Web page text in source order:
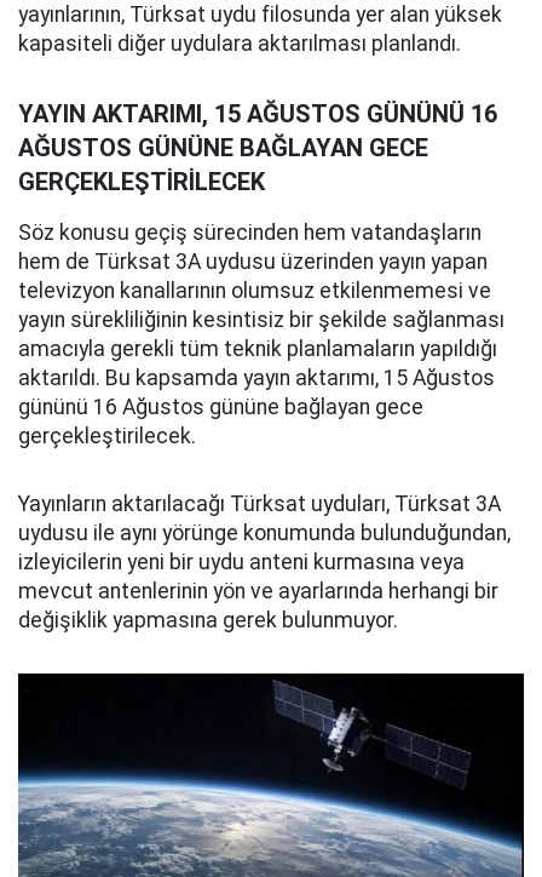
yayınlarının, Türksat uydu filosunda yer alan yüksek
kapasiteli diğer uydulara aktarılması planlandı.
YAYIN AKTARIMI, 15 AĞUSTOS GÜNÜNÜ 16
AĞUSTOS GÜNÜNE BAĞLAYAN GECE
GERÇEKLEŞTİRİLECEK
Söz konusu geçiş sürecinden hem vatandaşların
hem de Türksat 3A uydusu üzerinden yayın yapan
televizyon kanallarının olumsuz etkilenmemesi ve
yayın sürekliliğinin kesintisiz bir şekilde sağlanması
amacıyla gerekli tüm teknik planlamaların yapıldığı
aktarıldı. Bu kapsamda yayın aktarımı, 15 Ağustos
gününü 16 Ağustos gününe bağlayan gece
gerçekleştirilecek.
Yayınların aktarılacağı Türksat uyduları, Türksat 3A
uydusu ile aynı yörünge konumunda bulunduğundan,
izleyicilerin yeni bir uydu anteni kurmasına veya
mevcut antenlerinin yön ve ayarlarında herhangi bir
değişiklik yapmasına gerek bulunmuyor.